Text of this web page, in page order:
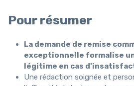
Pour résumer
La demande de remise
exceptionnelle formalise
légitime en cas
Une rédaction soignée et